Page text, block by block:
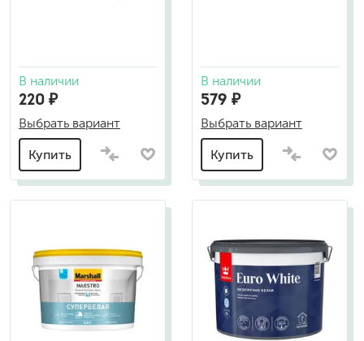
В наличии
220 ₽
Выбрать вариант
Купить
В наличии
579 ₽
Выбрать вариант
Купить